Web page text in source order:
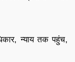
न्याय तक पहुंच,